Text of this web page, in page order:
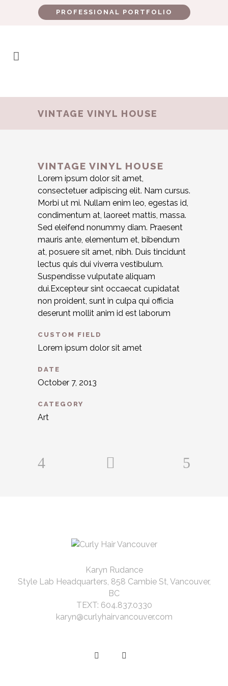
PROFESSIONAL PORTFOLIO
VINTAGE VINYL HOUSE
VINTAGE VINYL HOUSE
Lorem ipsum dolor sit amet,
consectetuer adipiscing elit. Nam cursus.
Morbi ut mi. Nullam enim leo, egestas id,
condimentum at, laoreet mattis, massa.
Sed eleifend nonummy diam. Praesent
mauris ante, elementum et, bibendum
at, posuere sit amet, nibh. Duis tincidunt
lectus quis dui viverra vestibulum.
Suspendisse vulputate aliquam
dui.Excepteur sint occaecat cupidatat
non proident, sunt in culpa qui officia
deserunt mollit anim id est laborum
CUSTOM FIELD
Lorem ipsum dolor sit amet
DATE
October 7, 2013
CATEGORY
Art
Karyn Rudance
Style Lab Headquarters, 858 Cambie St, Vancouver,
BC
TEXT: 604.837.0330
karyn@curlyhairvancouver.com